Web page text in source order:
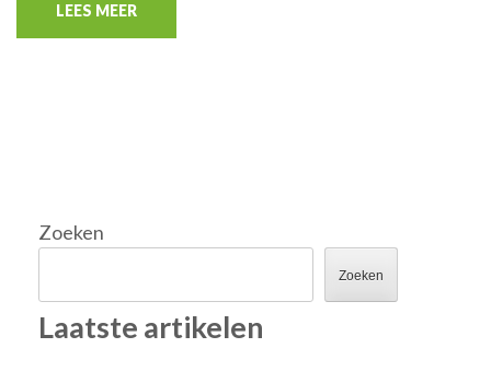
LEES MEER
Zoeken
Zoeken
Laatste artikelen